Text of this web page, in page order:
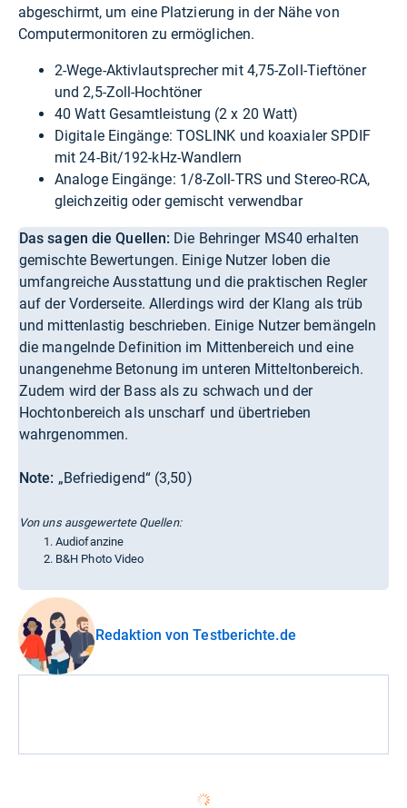
abgeschirmt, um eine Platzierung in der Nähe von
Computermonitoren zu ermöglichen.
2-Wege-Aktivlautsprecher mit 4,75-Zoll-Tieftöner
und 2,5-Zoll-Hochtöner
40 Watt Gesamtleistung (2 x 20 Watt)
Digitale Eingänge: TOSLINK und koaxialer SPDIF
mit 24-Bit/192-kHz-Wandlern
Analoge Eingänge: 1/8-Zoll-TRS und Stereo-RCA,
gleichzeitig oder gemischt verwendbar
Das sagen die Quellen: Die Behringer MS40 erhalten
gemischte Bewertungen. Einige Nutzer loben die
umfangreiche Ausstattung und die praktischen Regler
auf der Vorderseite. Allerdings wird der Klang als trüb
und mittenlastig beschrieben. Einige Nutzer bemängeln
die mangelnde Definition im Mittenbereich und eine
unangenehme Betonung im unteren Mitteltonbereich.
Zudem wird der Bass als zu schwach und der
Hochtonbereich als unscharf und übertrieben
wahrgenommen.
Note: „Befriedigend“ (3,50)
Von uns ausgewertete Quellen:
Audiofanzine
B&H Photo Video
Redaktion von Testberichte.de